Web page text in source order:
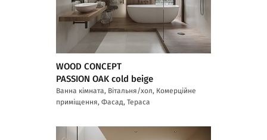
WOOD CONCEPT
PASSION OAK cold beige
Ванна кімната, Вітальня/хол, Комерційне
приміщення, Фасад, Тераса